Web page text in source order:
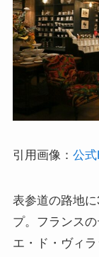
引用画像： 公式
表参道の路地
プ。フランス
エ・ド・ヴィ